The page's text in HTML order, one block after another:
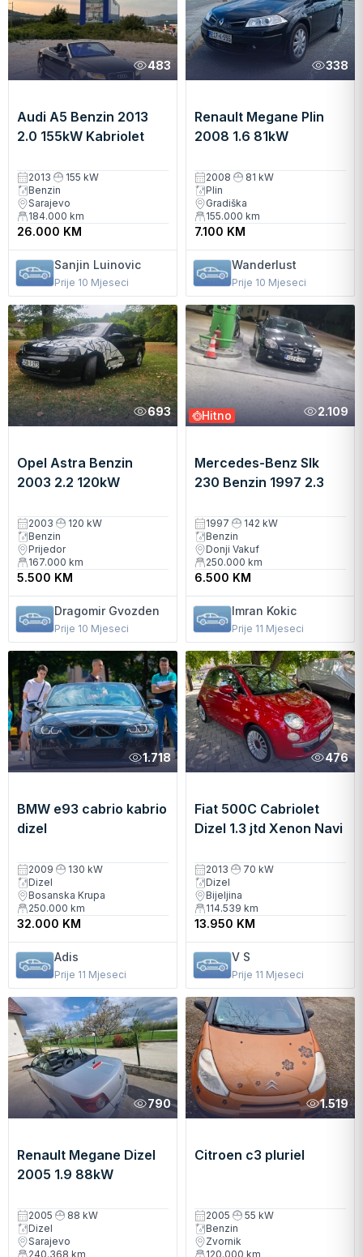
483
Audi A5 Benzin 2013
2.0 155kW Kabriolet
2013
155 kW
Benzin
Sarajevo
184.000 km
26.000 KM
Sanjin Luinovic
Prije 10 Mjeseci
338
Renault Megane Plin
2008 1.6 81kW
2008
81 kW
Plin
Gradiška
155.000 km
7.100 KM
Wanderlust
Prije 10 Mjeseci
693
Opel Astra Benzin
2003 2.2 120kW
2003
120 kW
Benzin
Prijedor
167.000 km
5.500 KM
Dragomir Gvozden
Prije 10 Mjeseci
2.109
Hitno
Mercedes-Benz Slk
230 Benzin 1997 2.3
Manuelni, za više info
javite se na
viber/whatsapp
1997
142 kW
Benzin
Donji Vakuf
250.000 km
6.500 KM
Imran Kokic
Prije 11 Mjeseci
1.718
BMW e93 cabrio kabrio
dizel
2009
130 kW
Dizel
Bosanska Krupa
250.000 km
32.000 KM
Adis
Prije 11 Mjeseci
476
Fiat 500C Cabriolet
Dizel 1.3 jtd Xenon Navi
2013
70 kW
Dizel
Bijeljina
114.539 km
13.950 KM
V S
Prije 11 Mjeseci
790
Renault Megane Dizel
2005 1.9 88kW
2005
88 kW
Dizel
Sarajevo
240.368 km
1.519
Citroen c3 pluriel
2005
55 kW
Benzin
Zvornik
120.000 km